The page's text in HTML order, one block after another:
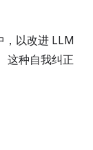
，以改进 LLM
这种自我纠正